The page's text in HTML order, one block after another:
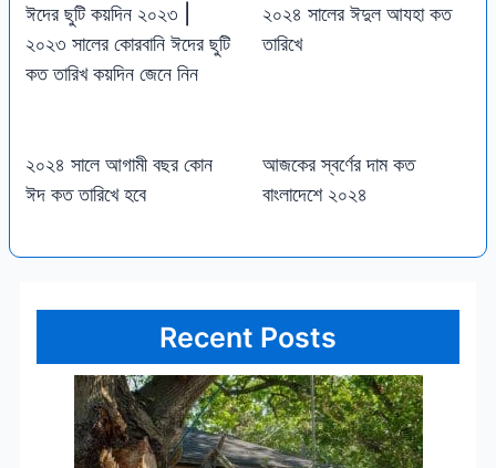
ঈদের ছুটি কয়দিন ২০২৩ |
২০২৩ সালের কোরবানি ঈদের ছুটি
কত তারিখ কয়দিন জেনে নিন
২০২৪ সালের ঈদুল আযহা কত
তারিখে
২০২৪ সালে আগামী বছর কোন
ঈদ কত তারিখে হবে
আজকের স্বর্ণের দাম কত
বাংলাদেশে ২০২৪
Recent Posts